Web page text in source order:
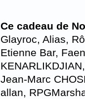
Ce cadeau de
Glayroc, Alias,
Etienne Bar,
Jean-Marc
allan,